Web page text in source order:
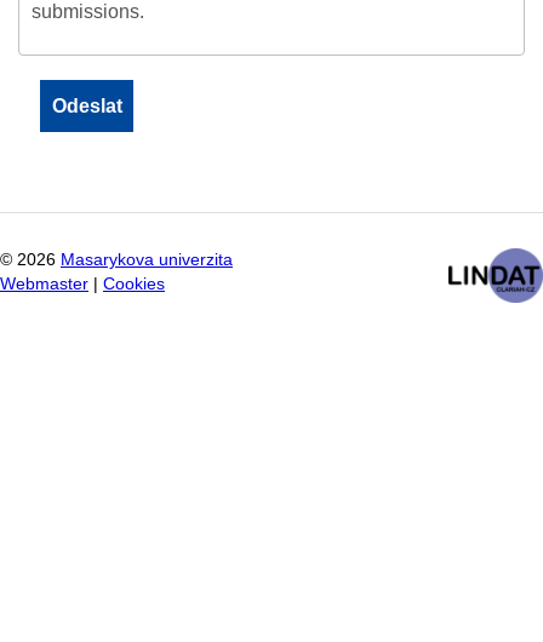
submissions.
© 2026 Masarykova univerzita
Webmaster
Cookies